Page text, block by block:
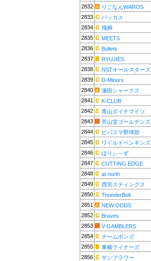
2832
りこなんWAROS
2833
バッカス
2834
飛脚
2835
MEETS
2836
Bullets
2837
RYUJIES
2838
NSTオールスターズ
2839
D-Minors
2840
瀬田シャークス
2841
K-CLUB
2842
青山ダイナマイツ
2843
芳山堂ゴールデンズ
2844
ビバスマ野球部
2845
ワイルドペンギンズ
2846
ほりぃ～ず
2847
CUTTING EDGE
2848
at north
2849
西宮スティングス
2850
ThunderBolt
2851
NEW ODDS
2852
Braves
2853
V GAMBLERS
2854
チームボンズ
2855
東横ライナーズ
2856
サンフラワー